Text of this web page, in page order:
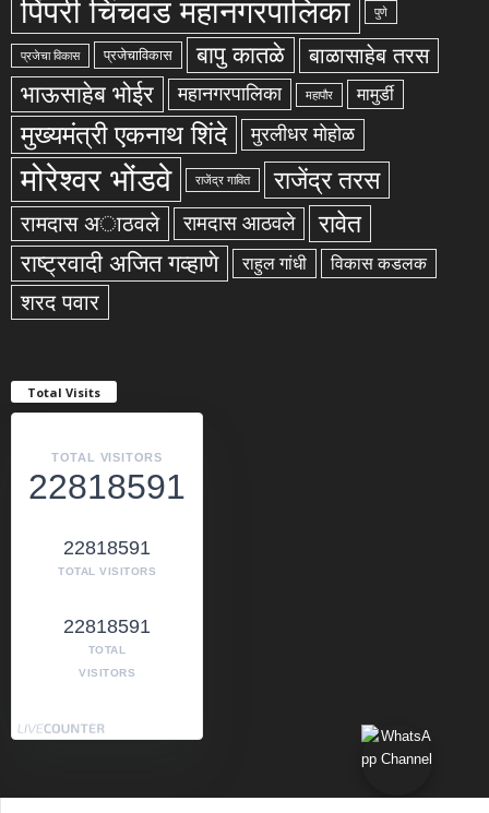
पिंपरी चिंचवड महानगरपालिका पुणे
प्रजेचा विकास प्रजेचाविकास बापु कातळे बाळासाहेब तरस
भाऊसाहेब भोईर महानगरपालिका महापौर मामुर्डी
मुख्यमंत्री एकनाथ शिंदे मुरलीधर मोहोळ
मोरेश्वर भोंडवे राजेंद्र गावित राजेंद्र तरस
रामदास अाठवले रामदास आठवले रावेत
राष्ट्रवादी अजित गव्हाणे राहुल गांधी विकास कडलक
शरद पवार
Total Visits
TOTAL VISITORS
22818591
22818591
TOTAL VISITORS
22818591
TOTAL
VISITORS